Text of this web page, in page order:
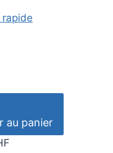
au panier